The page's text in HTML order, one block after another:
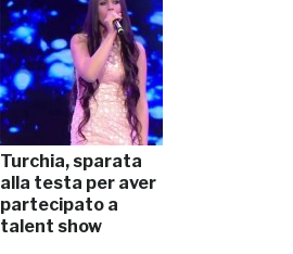
Turchia, sparata
alla testa per aver
partecipato a
talent show